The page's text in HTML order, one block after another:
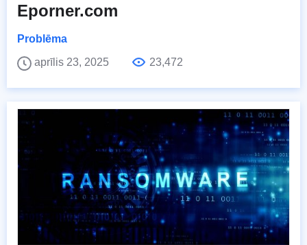
Eporner.com
Problēma
aprīlis 23, 2025
23,472